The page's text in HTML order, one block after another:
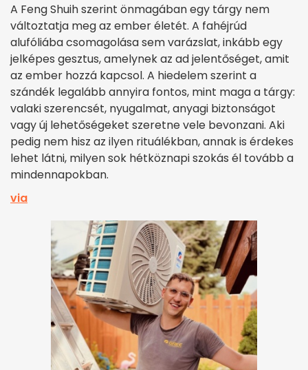
A Feng Shuih szerint önmagában egy tárgy nem
változtatja meg az ember életét. A fahéjrúd
alufóliába csomagolása sem varázslat, inkább egy
jelképes gesztus, amelynek az ad jelentőséget, amit
az ember hozzá kapcsol. A hiedelem szerint a
szándék legalább annyira fontos, mint maga a tárgy:
valaki szerencsét, nyugalmat, anyagi biztonságot
vagy új lehetőségeket szeretne vele bevonzani. Aki
pedig nem hisz az ilyen rituálékban, annak is érdekes
lehet látni, milyen sok hétköznapi szokás él tovább a
mindennapokban.
via